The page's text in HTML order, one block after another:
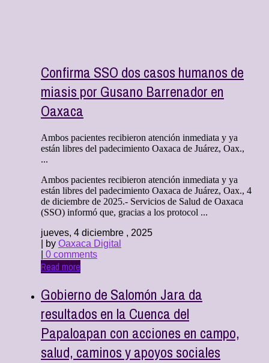
Confirma SSO dos casos humanos de
miasis por Gusano Barrenador en
Oaxaca
Ambos pacientes recibieron atención inmediata y ya
están libres del padecimiento Oaxaca de Juárez, Oax.,
...
Ambos pacientes recibieron atención inmediata y ya
están libres del padecimiento Oaxaca de Juárez, Oax., 4
de diciembre de 2025.- Servicios de Salud de Oaxaca
(SSO) informó que, gracias a los protocol ...
jueves, 4 diciembre , 2025
| by Oaxaca Digital
0 comments
Read more
Gobierno de Salomón Jara da
resultados en la Cuenca del
Papaloapan con acciones en campo,
salud, caminos y apoyos sociales